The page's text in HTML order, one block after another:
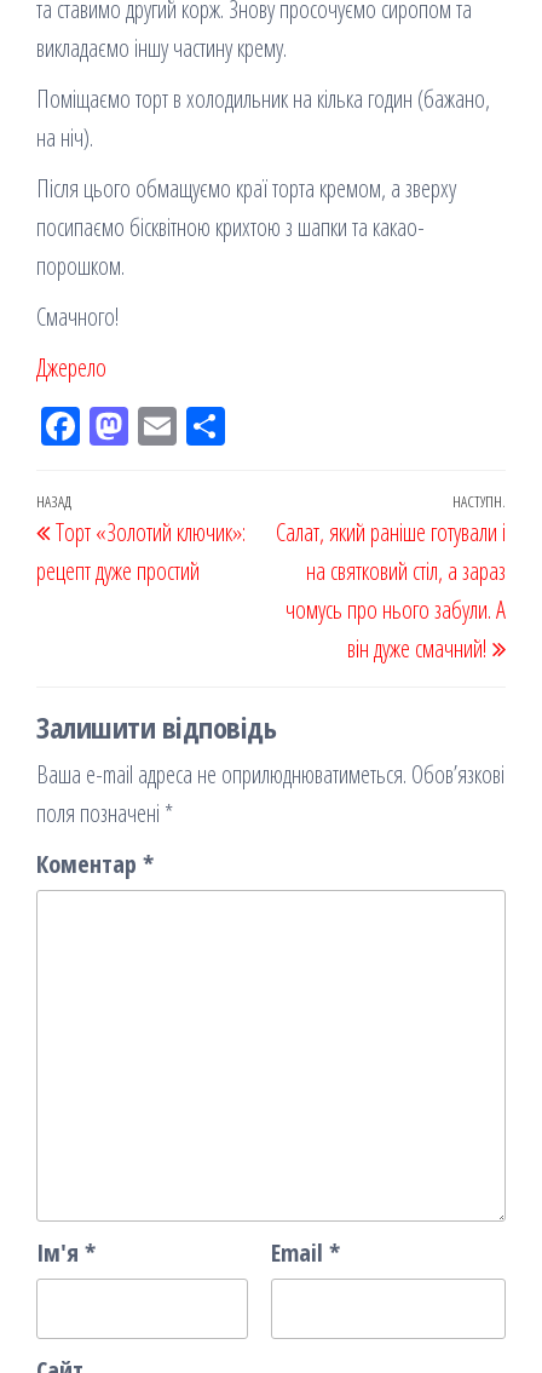
та ставимо другий корж. Знову просочуємо сиропом та
викладаємо іншу частину крему.
Поміщаємо торт в холодильник на кілька годин (бажано,
на ніч).
Після цього обмащуємо краї торта кремом, а зверху
посипаємо бісквітною крихтою з шапки та какао-
порошком.
Смачного!
Джерело
Fac
k
M
on
Em
ис
Навігація
записів
Попередній
запис
НАЗАД
Торт «Золотий ключик»:
рецепт дуже простий
НАСТУПН.
Салат, який раніше готували і
на святковий стіл, а зараз
чомусь про нього забули. А
він дуже смачний!
Залишити відповідь
Ваша e-mail адреса не оприлюднюватиметься. Обов’язкові
поля позначені *
Коментар *
Ім'я * Email *